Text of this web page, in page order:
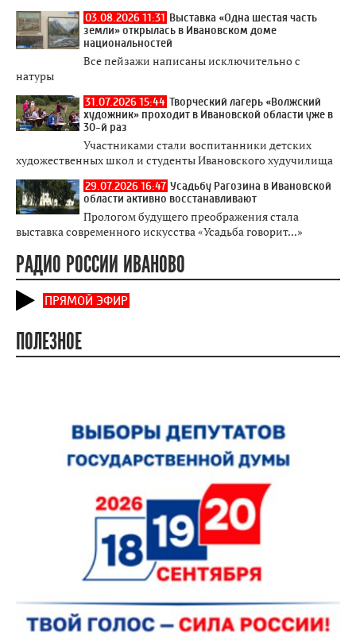
03.08.2026 11:31 Выставка «Одна шестая часть
земли» открылась в Ивановском доме
национальностей
Все пейзажи написаны исключительно с
натуры
31.07.2026 15:44 Творческий лагерь «Волжский
художник» проходит в Ивановской области уже в
30-й раз
Участниками стали воспитанники детских
художественных школ и студенты Ивановского худучилища
29.07.2026 16:47 Усадьбу Рагозина в Ивановской
области активно восстанавливают
Прологом будущего преображения стала
выставка современного искусства «Усадьба говорит...»
РАДИО РОССИИ ИВАНОВО
ПРЯМОЙ ЭФИР
ПОЛЕЗНОЕ